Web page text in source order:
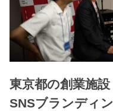
東京都の創業施
SNSブランディ